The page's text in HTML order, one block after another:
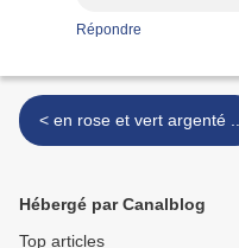
Répondre
< en rose et vert argenté ..
Hébergé par Canalblog
Top articles